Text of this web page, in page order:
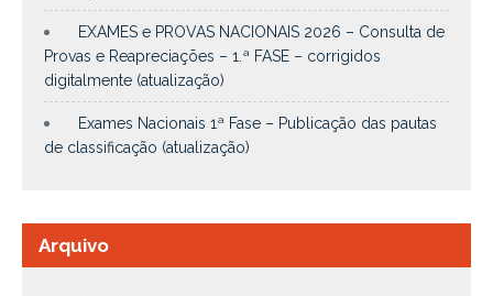
EXAMES e PROVAS NACIONAIS 2026 – Consulta de
Provas e Reapreciações – 1.ª FASE – corrigidos
digitalmente (atualização)
Exames Nacionais 1ª Fase – Publicação das pautas
de classificação (atualização)
Arquivo